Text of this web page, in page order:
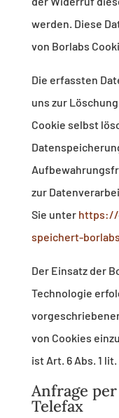
werden. Diese
von Borlabs
Die erfassten
uns zur
Cookie selbst
zur
Sie unter https://
speichert-
Der Einsatz der
Technologie
von Cookies
ist Art. 6 Abs. 1 lit.
Anfrage
Telefax